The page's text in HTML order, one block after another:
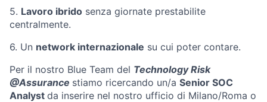
5. Lavoro ibrido senza giornate prestabilite
centralmente.
6. Un network internazionale su cui poter contare.
Per il nostro Blue Team del Technology Risk
@Assurance stiamo ricercando un/a Senior SOC
Analyst da inserire nel nostro ufficio di Milano/Roma o